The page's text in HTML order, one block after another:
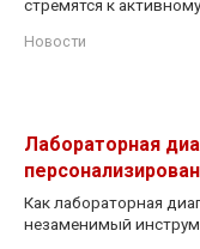
стремятся к
Новости
Лабораторная
Как лабораторная
незаменимый